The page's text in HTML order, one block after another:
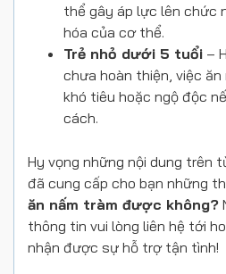
thể gây áp lực lên chức
hóa của cơ thể.
Trẻ nhỏ dưới 5 tuổi –
chưa hoàn thiện, việc
khó tiêu hoặc ngộ độc
cách.
Hy vọng những nội dung trên
đã cung cấp cho bạn những
ăn nấm tràm được không?
thông tin vui lòng liên hệ tới
nhận được sự hỗ trợ tận tình!